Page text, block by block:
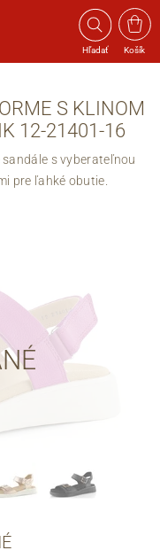
Hľadať Košík
S KLINOM
12-21401-16
s vyberateľnou
pre ľahké obutie.